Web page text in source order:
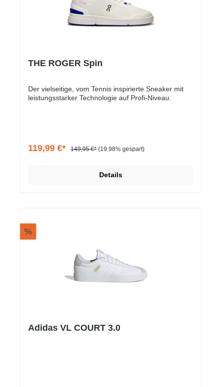
THE ROGER Spin
Der vielseitige, vom Tennis inspirierte Sneaker mit
leistungsstarker Technologie auf Profi-Niveau.
119,99 €* 149,95 €* (19.98% gespart)
Details
%
Adidas VL COURT 3.0